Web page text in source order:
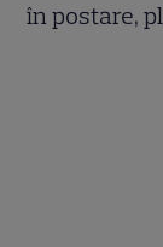
în postare,